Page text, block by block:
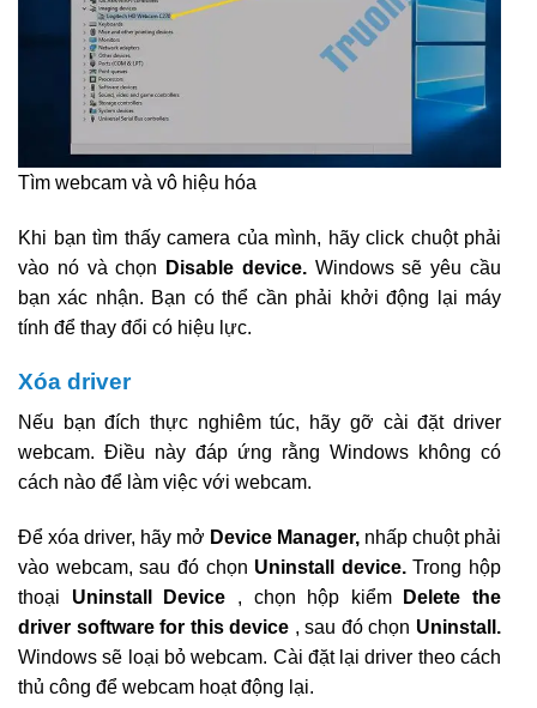
Tìm webcam và vô hiệu hóa
Khi bạn tìm thấy camera của mình, hãy click chuột phải
vào nó và chọn
Disable device. Windows sẽ yêu cầu
bạn xác nhận. Bạn có thể cần phải khởi động lại máy
tính để thay đổi có hiệu lực.
Xóa driver
Nếu bạn đích thực nghiêm túc, hãy gỡ cài đặt driver
webcam. Điều này đáp ứng rằng Windows không có
cách nào để làm việc với webcam.
Để xóa driver, hãy mở Device Manager, nhấp chuột phải
vào webcam, sau đó chọn Uninstall device.Trong hộp
thoại Uninstall Device , chọn hộp kiểm
Delete the
driver software for this device , sau đó chọn Uninstall.
Windows sẽ loại bỏ webcam. Cài đặt lại driver theo cách
thủ công để webcam hoạt động lại.